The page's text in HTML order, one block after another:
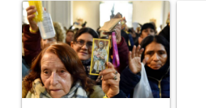
Un artículo de tendencia con el títuloUn